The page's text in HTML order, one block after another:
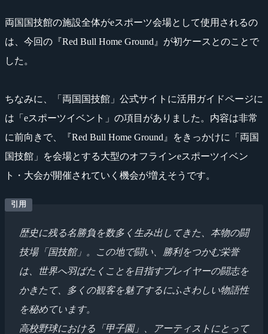
両国国技館の施設全体がeスポーツ会場として使用されるの
は、今回の『Red Bull Home Ground』が初ケースとのことで
した。
ちなみに、「両国国技館」公式サイトに活用ガイドページに
は「eスポーツイベント」の項目がありました。内容は非常
に前向きで、『Red Bull Home Ground』をきっかけに「両国
国技館」を会場とする大型のオフラインeスポーツイベン
ト・大会が開催されていく機会が増えそうです。
歴史に残る名勝負を数多く生み出してきた、本物の闘
技場「国技館」。この地で闘い、勝利をつかむ栄誉
は、世界へ羽ばたくことを目指すプレイヤーの闘志を
かきたて、多くの観客を魅了するにふさわしい物語性
を秘めています。
高校野球における「甲子園」、アーティストにとって